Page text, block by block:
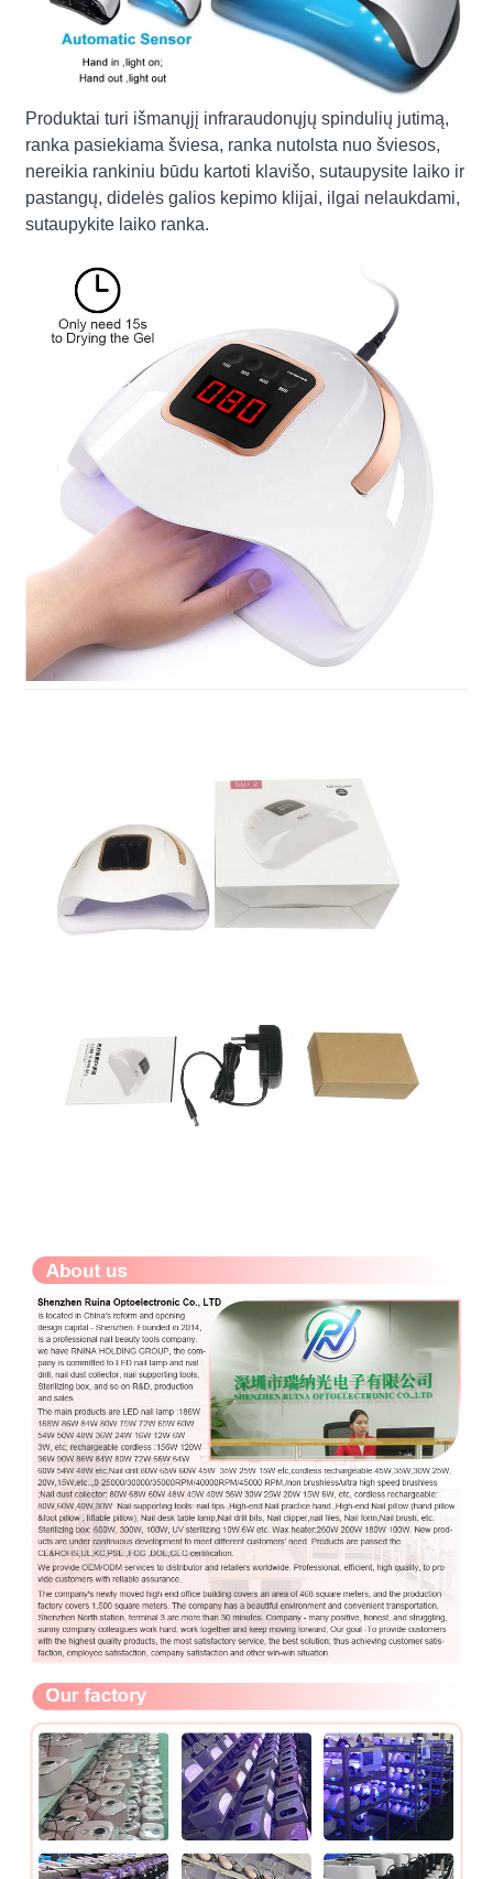
Produktai turi išmanųjį infraraudonųjų spindulių jutimą,
ranka pasiekiama šviesa, ranka nutolsta nuo šviesos,
nereikia rankiniu būdu kartoti klavišo, sutaupysite laiko ir
pastangų, didelės galios kepimo klijai, ilgai nelaukdami,
sutaupykite laiko ranka.